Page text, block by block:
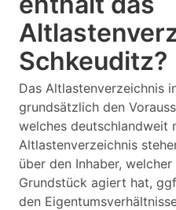
Schkeuditz?
Das Altlastenverzeichnis
grundsätzlich den
welches deutschlandweit
Altlastenverzeichnis
über den Inhaber,
Grundstück agiert hat,
den